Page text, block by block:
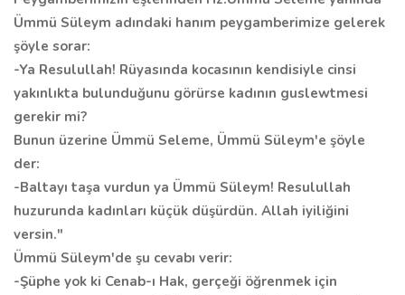
Ümmü Süleym adındaki hanım peygamberimize gelerek
şöyle sorar:
-Ya Resulullah! Rüyasında kocasının kendisiyle cinsi
yakınlıkta bulunduğunu görürse kadının guslewtmesi
gerekir mi?
Bunun üzerine Ümmü Seleme, Ümmü Süleym'e şöyle
der:
-Baltayı taşa vurdun ya Ümmü Süleym! Resulullah
huzurunda kadınları küçük düşürdün. Allah iyiliğini
versin."
Ümmü Süleym'de şu cevabı verir:
-Şüphe yok ki Cenab-ı Hak, gerçeği öğrenmek için